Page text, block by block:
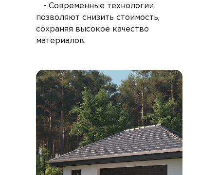
- Современные технологии
позволяют снизить стоимость,
сохраняя высокое качество
материалов.